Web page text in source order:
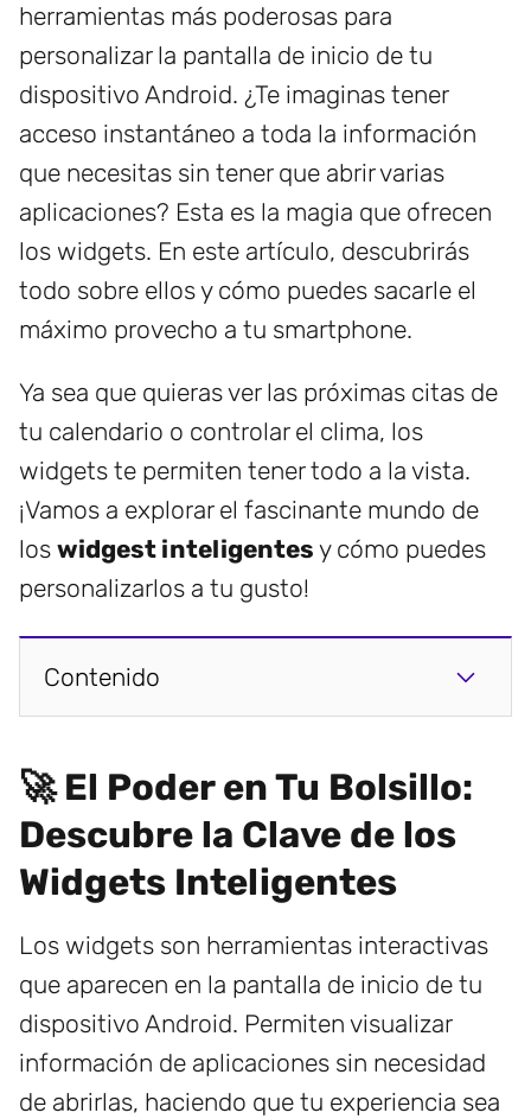
herramientas más poderosas para
personalizar la pantalla de inicio de tu
dispositivo Android. ¿Te imaginas tener
acceso instantáneo a toda la información
que necesitas sin tener que abrir varias
aplicaciones? Esta es la magia que ofrecen
los widgets. En este artículo, descubrirás
todo sobre ellos y cómo puedes sacarle el
máximo provecho a tu smartphone.
Ya sea que quieras ver las próximas citas de
tu calendario o controlar el clima, los
widgets te permiten tener todo a la vista.
¡Vamos a explorar el fascinante mundo de
los widgest inteligentes y cómo puedes
personalizarlos a tu gusto!
Contenido
🚀 El Poder en Tu Bolsillo:
Descubre la Clave de los
Widgets Inteligentes
Los widgets son herramientas interactivas
que aparecen en la pantalla de inicio de tu
dispositivo Android. Permiten visualizar
información de aplicaciones sin necesidad
de abrirlas, haciendo que tu experiencia sea